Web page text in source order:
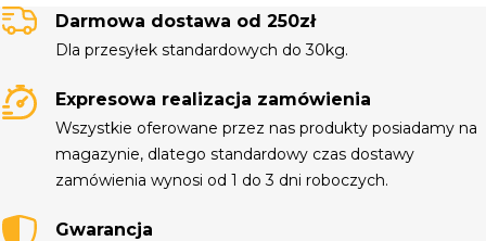
Darmowa dostawa od 250zł
Dla przesyłek standardowych do 30kg.
Expresowa realizacja zamówienia
Wszystkie oferowane przez nas produkty posiadamy na
magazynie, dlatego standardowy czas dostawy
zamówienia wynosi od 1 do 3 dni roboczych.
Gwarancja